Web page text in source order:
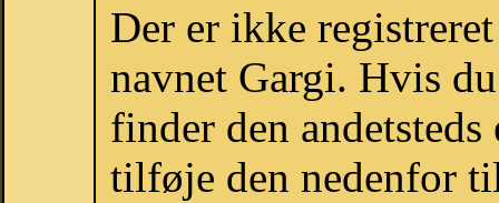
Der er ikke
navnet Gargi. Hvis
finder den
tilføje den nedenfor